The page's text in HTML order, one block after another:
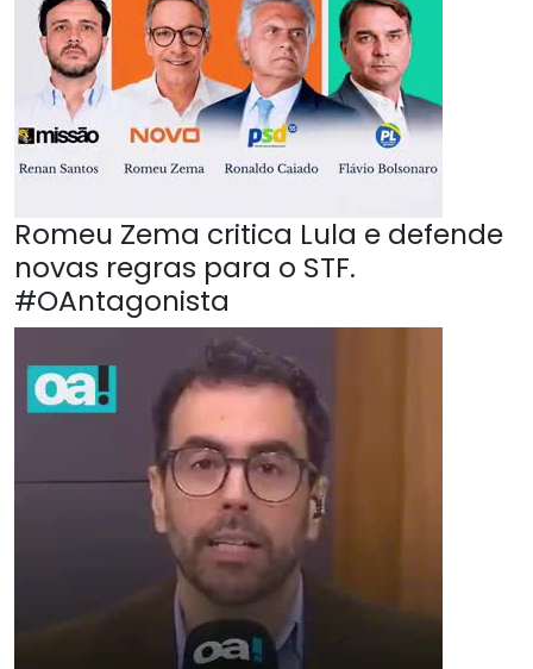
Romeu Zema critica Lula e defende
novas regras para o STF.
#OAntagonista